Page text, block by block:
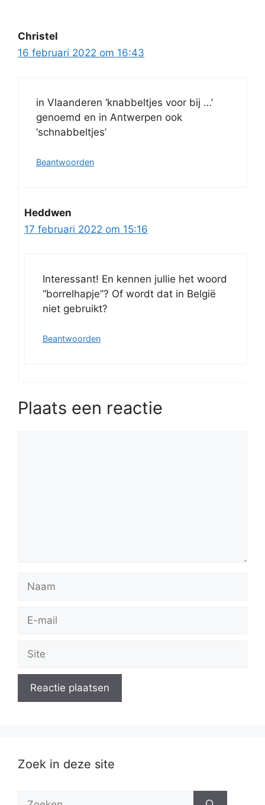
Christel
16 februari 2022 om 16:43
in Vlaanderen ‘knabbeltjes voor bij …’
genoemd en in Antwerpen ook
‘schnabbeltjes’
Beantwoorden
Heddwen
17 februari 2022 om 15:16
Interessant! En kennen jullie het woord
“borrelhapje”? Of wordt dat in België
niet gebruikt?
Beantwoorden
Plaats een reactie
mail
Zoek in deze site